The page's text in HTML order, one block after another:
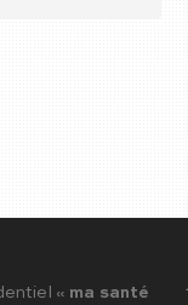
« ma santé